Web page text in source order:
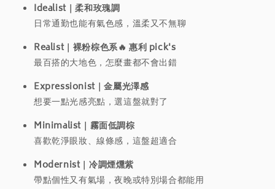
Idealist｜柔和玫瑰調
日常通勤也能有氣色感，溫柔又不無聊
Realist｜裸粉棕色系🔥 惠利 pick's
最百搭的大地色，怎麼畫都不會出錯
Expressionist｜金屬光澤感
想要一點光感亮點，選這盤就對了
Minimalist｜霧面低調棕
喜歡乾淨眼妝、線條感，這盤超適合
Modernist｜冷調煙燻紫
帶點個性又有氣場，夜晚或特別場合都能用